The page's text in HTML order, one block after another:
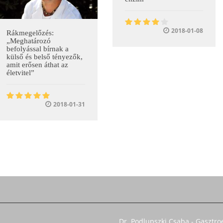
Rákmegelőzés:
„Meghatározó
befolyással bírnak a
külső és belső tényezők,
amit erősen áthat az
életvitel”
2018-01-31
2018-01-08